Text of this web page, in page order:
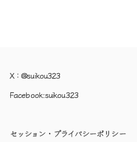
X：@suikou323
Facebook:suikou323
セッション・プライバシーポリシー